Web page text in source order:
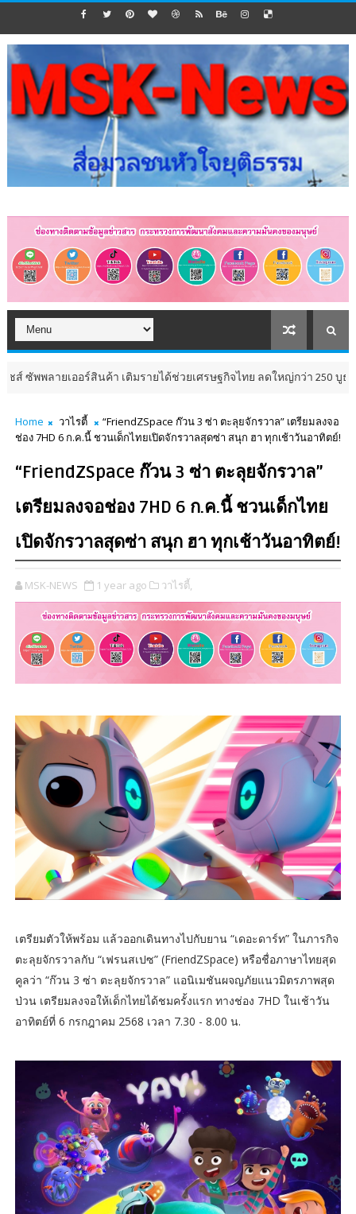
ร์สินค้า เติมรายได้ช่วยเศรษฐกิจไทย ลดใหญ่กว่า 250 บูธ คาดเงินสะพัด
Home วาไรตี้
“FriendZSpace ก๊วน 3 ซ่า ตะลุยจักรวาล” เตรียมลงจอ
ช่อง 7HD 6 ก.ค.นี้ ชวนเด็กไทยเปิดจักรวาลสุดซ่า สนุก ฮา ทุกเช้าวันอาทิตย์!
“FriendZSpace ก๊วน 3 ซ่า ตะลุยจักรวาล”
เตรียมลงจอช่อง 7HD 6 ก.ค.นี้ ชวนเด็กไทย
เปิดจักรวาลสุดซ่า สนุก ฮา ทุกเช้าวันอาทิตย์!
MSK-NEWS 1 year ago วาไรตี้,
เตรียมตัวให้พร้อม แล้วออกเดินทางไปกับยาน “เดอะดาร์ท” ในภารกิจ
ตะลุยจักรวาลกับ “เฟรนสเปซ” (FriendZSpace) หรือชื่อภาษาไทยสุด
คูลว่า “ก๊วน 3 ซ่า ตะลุยจักรวาล” แอนิเมชันผจญภัยแนวมิตรภาพสุด
ป่วน เตรียมลงจอให้เด็กไทยได้ชมครั้งแรก ทางช่อง 7HD ในเช้าวัน
อาทิตย์ที่ 6 กรกฎาคม 2568 เวลา 7.30 - 8.00 น.